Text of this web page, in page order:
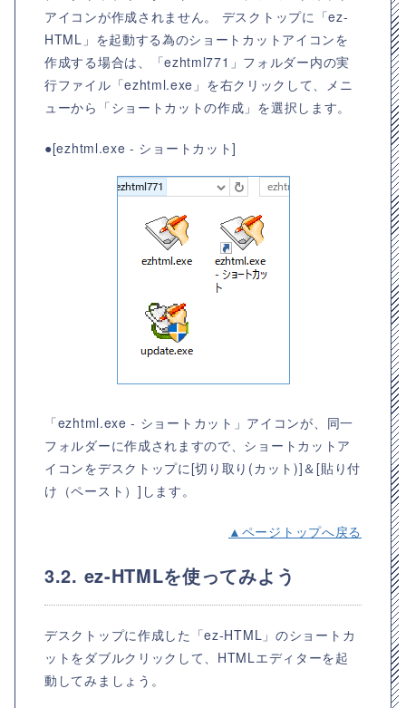
アイコンが作成されません。 デスクトップに「ez-
HTML」を起動する為のショートカットアイコンを
作成する場合は、「ezhtml771」フォルダー内の実
行ファイル「ezhtml.exe」を右クリックして、メニ
ューから「ショートカットの作成」を選択します。
●[ezhtml.exe - ショートカット]
「ezhtml.exe - ショートカット」アイコンが、同一
フォルダーに作成されますので、ショートカットア
イコンをデスクトップに[切り取り(カット)]＆[貼り付
け（ペースト）]します。
▲ページトップへ戻る
3.2. ez-HTMLを使ってみよう
デスクトップに作成した「ez-HTML」のショートカ
ットをダブルクリックして、HTMLエディターを起
動してみましょう。